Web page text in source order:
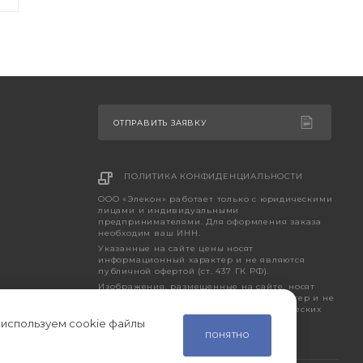
ОТПРАВИТЬ ЗАЯВКУ
ПОЛИТИКА КОНФИДЕНЦИАЛЬНОСТИ
ООО «Элекон» работает только с юридическими
лицами и индивидуальными
предпринимателями. Для оформления заказа
необходим ваш ИНН.
Указанные на сайте цены носят
информационный характер и не являются
публичной офертой (ст. 437 ГК РФ).
Изображения, размещенные на сайте, носят
исключительно ознакомительный характер и не
являются точным отображением фактических
характеристик товара.
cookie файлы
ПОНЯТНО